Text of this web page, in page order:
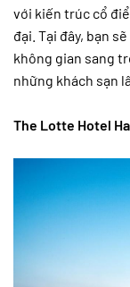
với kiến trúc cổ
đại. Tại đây, bạn
không gian sang
những khách sạn
The Lotte Hotel